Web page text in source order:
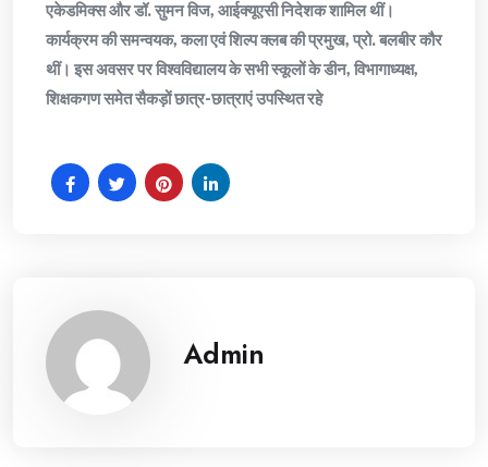
एकेडमिक्स और डॉ. सुमन विज, आईक्यूएसी निदेशक शामिल थीं।
कार्यक्रम की समन्वयक, कला एवं शिल्प क्लब की प्रमुख, प्रो. बलबीर कौर
थीं। इस अवसर पर विश्वविद्यालय के सभी स्कूलों के डीन, विभागाध्यक्ष,
शिक्षकगण समेत सैकड़ों छात्र-छात्राएं उपस्थित रहे
Admin